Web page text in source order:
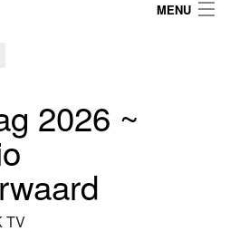
MENU
2026 ~
TV